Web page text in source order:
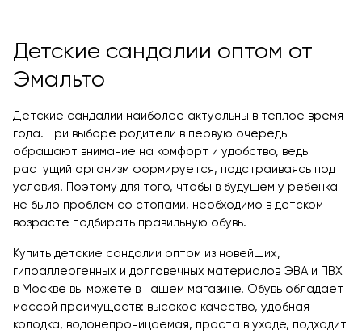
Детские сандалии оптом от
Эмальто
Детские сандалии наиболее актуальны в теплое время
года. При выборе родители в первую очередь
обращают внимание на комфорт и удобство, ведь
растущий организм формируется, подстраиваясь под
условия. Поэтому для того, чтобы в будущем у ребенка
не было проблем со стопами, необходимо в детском
возрасте подбирать правильную обувь.
Купить детские сандалии оптом из новейших,
гипоаллергенных и долговечных материалов ЭВА и ПВХ
в Москве вы можете в нашем магазине. Обувь обладает
массой преимуществ: высокое качество, удобная
колодка, водонепроницаемая, проста в уходе, подходит